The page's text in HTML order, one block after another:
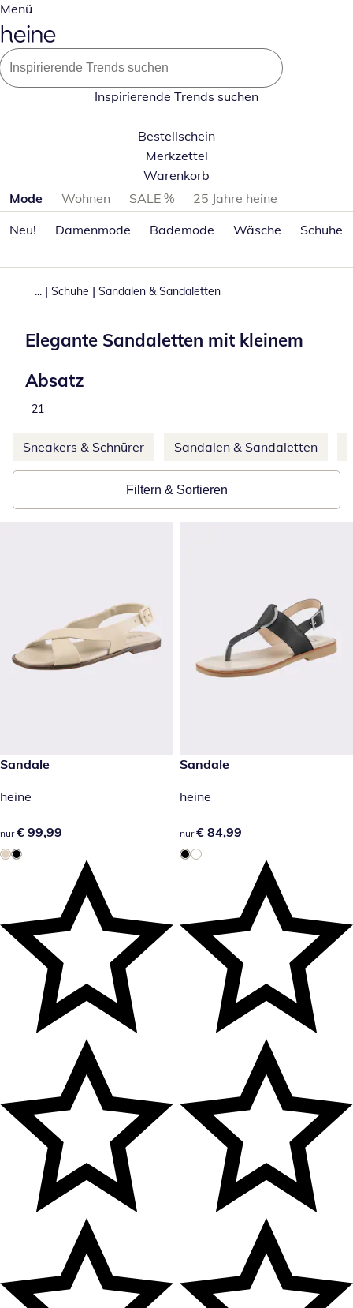
Menü
Inspirierende Trends suchen
Bestellschein
Merkzettel
Warenkorb
Produktkategorien überspringen
Mode Wohnen SALE %
25 Jahre heine
Neu!
Damenmode Bademode Wäsche Schuhe
... | Schuhe | Sandalen & Sandaletten
Elegante Sandaletten mit kleinem
Absatz
Total number of products:
21
Weitere Kategorien überspringen
Sneakers & Schnürer Sandalen & Sandaletten
Filtern & Sortieren
€ 99,99
Sandale
heine
€ 99,99
nur € 99,99
€ 84,99
Sandale
heine
€ 84,99
nur € 84,99